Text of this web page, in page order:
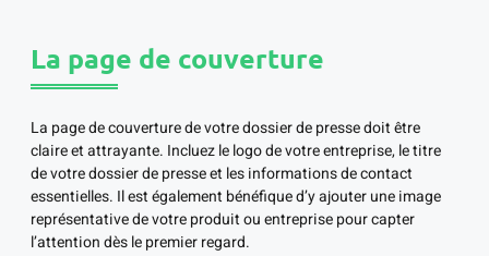
La page de couverture
La page de couverture de votre dossier de presse doit être
claire et attrayante. Incluez le logo de votre entreprise, le titre
de votre dossier de presse et les informations de contact
essentielles. Il est également bénéfique d’y ajouter une image
représentative de votre produit ou entreprise pour capter
l’attention dès le premier regard.